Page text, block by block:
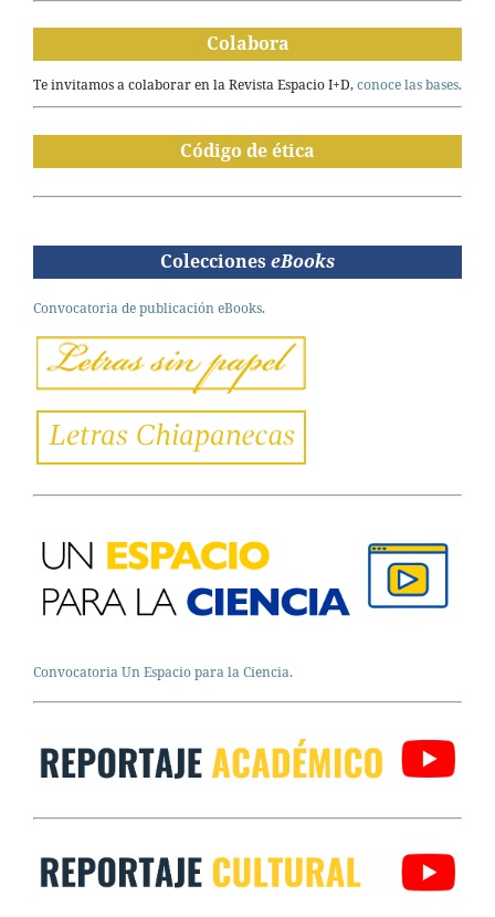
Colabora
Te invitamos a colaborar en la Revista Espacio I+D,conoce las bases.
Código de ética
Colecciones eBooks
Convocatoria de publicación eBooks.
Convocatoria Un Espacio para la Ciencia.